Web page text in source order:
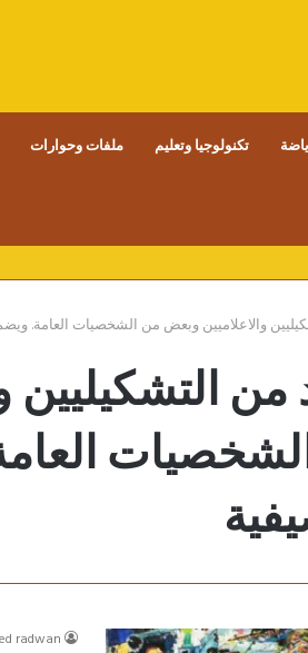
تكنولوجيا وتعليم ملفات وحوارات
والاعلاميين وبعض من الشخصيات العامة.
التشكيليين
radwan